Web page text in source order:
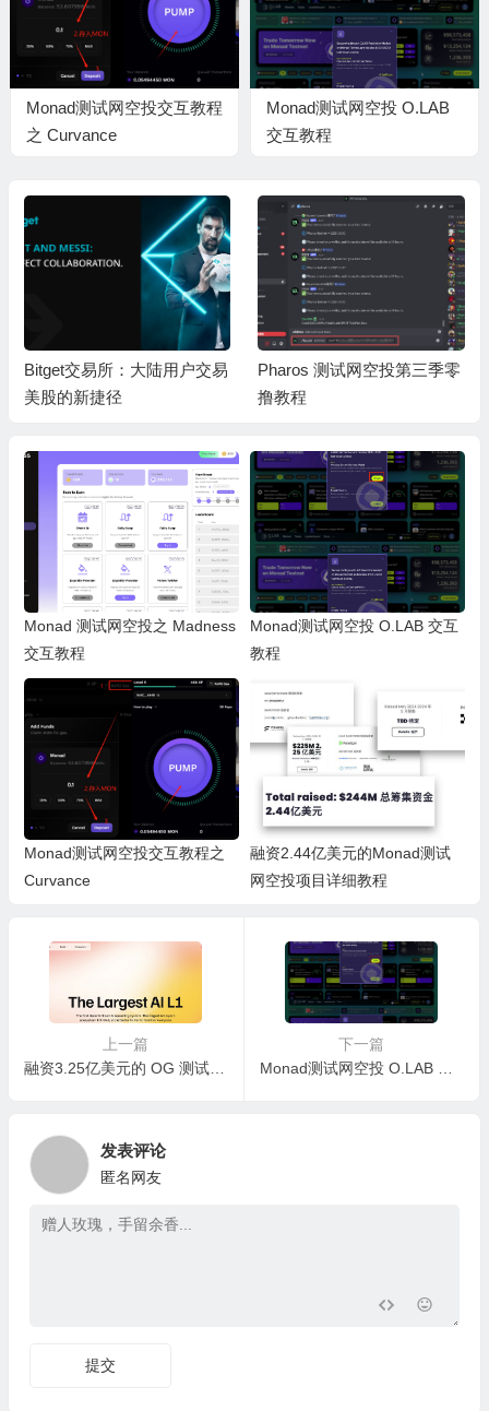
Monad测试网空投交互教程
之 Curvance
Monad测试网空投 O.LAB
交互教程
Bitget交易所：大陆用户交易
美股的新捷径
Pharos 测试网空投第三季零
撸教程
Monad 测试网空投之 Madness
交互教程
Monad测试网空投 O.LAB 交互
教程
Monad测试网空投交互教程之
Curvance
融资2.44亿美元的Monad测试
网空投项目详细教程
上一篇
融资3.25亿美元的 OG 测试网 V3 Galileo 交互教程
下一篇
发表评论
匿名网友
提交